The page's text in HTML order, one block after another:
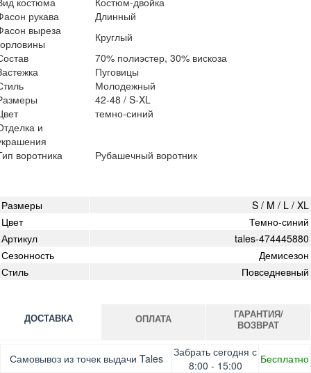
рукава
Длинный
выреза
Круглый
70% полиэстер, 30% вискоза
Пуговицы
Молодежный
42-48 / S-XL
темно-синий
и
воротника
Рубашечный воротник
Размеры
S / M / L / XL
Цвет
Темно-синий
Артикул
tales-474445880
Сезонность
Демисезон
Стиль
Повседневный
ДОСТАВКА
Самовывоз из точек выдачи Tales
Забрать сегодня с
8:00 - 15:00
Бесплатно
ОПЛАТА
Оплата при получении товара, Картой онлайн, Google
Pay, Безналичными для юридических лиц, Безналичными
ГАРАНТИЯ/
ВОЗВРАТ
Гарантия. Обмен/возврат товара в течение 14 дней.
Доставка за счет заказчика